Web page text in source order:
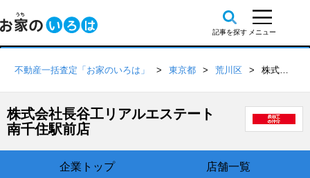
不動産一括査定「お家のいろは」 東京都 荒川区 株式会社長谷工リアルエステート 南千住駅前店
株式会社長谷工リアルエステート
南千住駅前店
企業トップ 店舗一覧